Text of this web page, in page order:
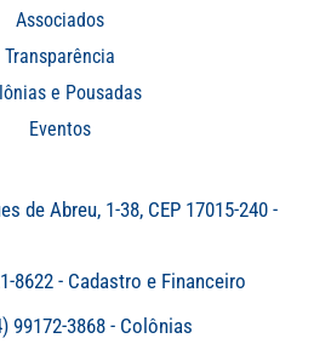
Associados
Transparência
e Pousadas
Eventos
de Abreu, 1-38, CEP 17015-240 -
8622 - Cadastro e Financeiro
99172-3868 - Colônias